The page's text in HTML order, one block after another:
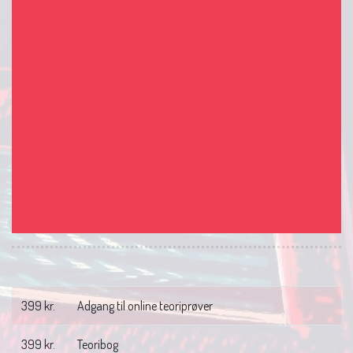
399 kr. Adgang til online teoriprøver
399 kr. Teoribog